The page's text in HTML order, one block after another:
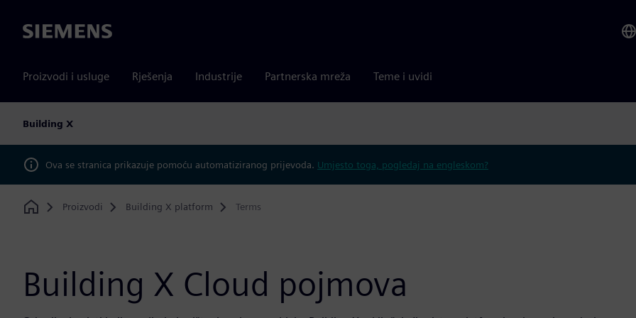
Siemens
Proizvodi i usluge Rješenja Industrije Partnerska mreža Teme i uvidi
Building X
Ova se stranica prikazuje pomoću automatiziranog prijevoda. Umjesto toga, pogledaj na engleskom?
Home
Proizvodi Building X platform Terms
Building X Cloud pojmova